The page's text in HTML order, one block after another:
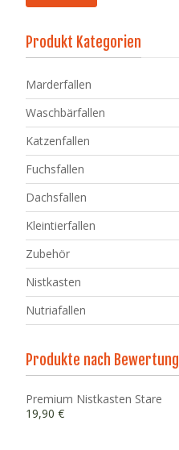
Produkt Kategorien
Marderfallen
Waschbärfallen
Katzenfallen
Fuchsfallen
Dachsfallen
Kleintierfallen
Zubehör
Nistkasten
Nutriafallen
Produkte nach Bewertung
Premium Nistkasten Stare
19,90 €